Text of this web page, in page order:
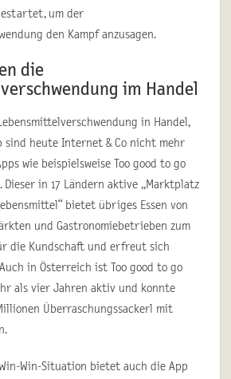
um der
den Kampf anzusagen.
die
im Handel
in Handel,
sind heute Internet & Co nicht mehr
wie beispielsweise Too good to go
Dieser in 17 Ländern aktive „Marktplatz
bietet übriges Essen von
und Gastronomiebetrieben zum
die Kundschaft und erfreut sich
in Österreich ist Too good to go
als vier Jahren aktiv und konnte
Überraschungssackerl mit
Win-Situation bietet auch die App